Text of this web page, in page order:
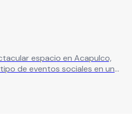
espacio en Acapulco,
de eventos sociales en un
soñado, aquí encontrarás el
realidad.